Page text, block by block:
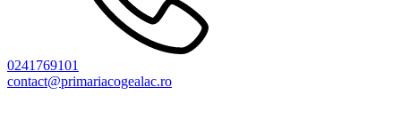
0241769101
contact@primariacogealac.ro